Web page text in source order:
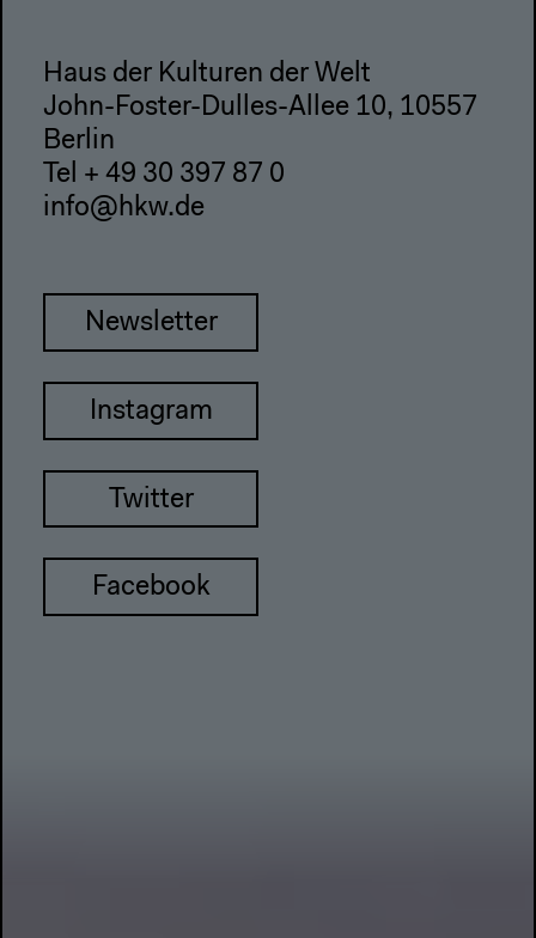
Haus der Kulturen der Welt
John-Foster-Dulles-Allee 10, 10557
Berlin
Tel + 49 30 397 87 0
info@hkw.de
Newsletter
Instagram
Twitter
Facebook